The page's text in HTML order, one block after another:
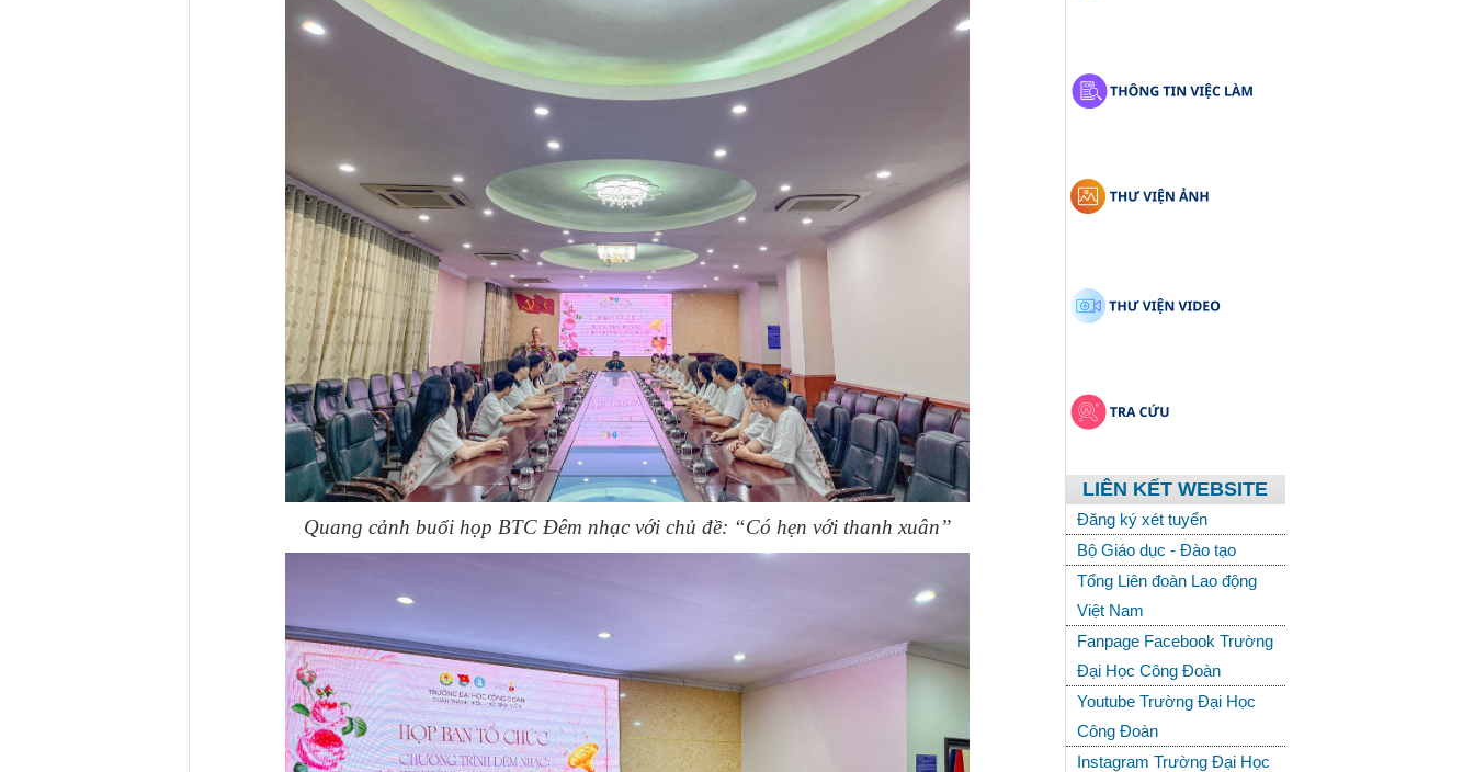
Quang cảnh buổi họp BTC Đêm nhạc với chủ đề: “Có hẹn với thanh xuân”
LIÊN KẾT WEBSITE
Đăng ký xét tuyển
Bộ Giáo dục - Đào tạo
Tổng Liên đoàn Lao động
Việt Nam
Fanpage Facebook Trường
Đại Học Công Đoàn
Youtube Trường Đại Học
Công Đoàn
Instagram Trường Đại Học